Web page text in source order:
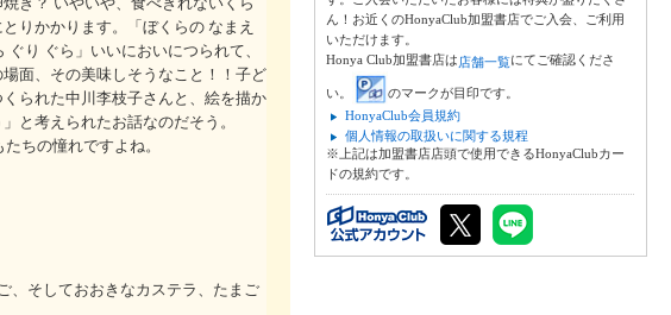
りかかります。「ぼくらの なまえ
り ぐら」いいにおいにつられて、
面、その美味しそうなこと！！子ど
られた中川李枝子さんと、絵を描か
と考えられたお話なのだそう。
ちの憧れですよね。
、そしておおきなカステラ、たまご
ん！お近くのHonyaClub加盟書店でご入会、ご利用
いただけます。
Honya Club加盟書店は店舗一覧にてご確認くださ
い。
のマークが目印です。
HonyaClub会員規約
個人情報の取扱いに関する規程
※上記は加盟書店店頭で使用できるHonyaClubカー
ドの規約です。